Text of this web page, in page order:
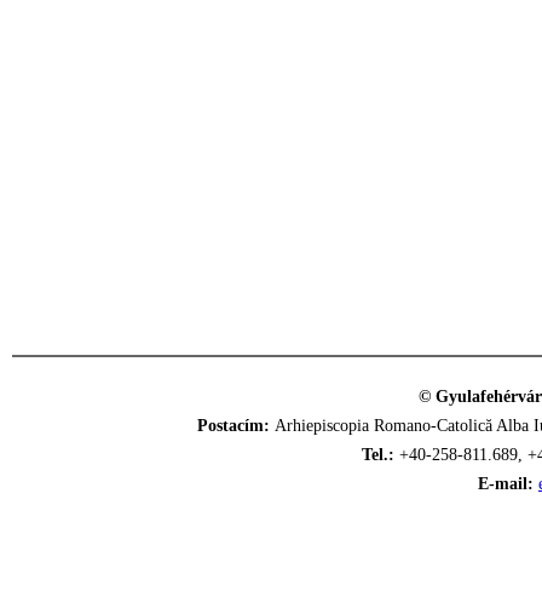
©
Postacím: Arhiepiscopia Romano-Catolică
Tel.: +40-258-811.689,
E-mail: